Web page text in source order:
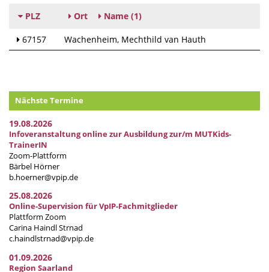
PLZ Ort Name (1)
67157 Wachenheim Mechthild van Hauth
Nächste Termine
19.08.2026
Infoveranstaltung online zur Ausbildung zur/m MUTKids-
TrainerIN
Zoom-Plattform
Bärbel Hörner
b.hoerner@vpip.de
25.08.2026
Online-Supervision für VpIP-Fachmitglieder
Plattform Zoom
Carina Haindl Strnad
c.haindlstrnad@vpip.de
01.09.2026
Region Saarland